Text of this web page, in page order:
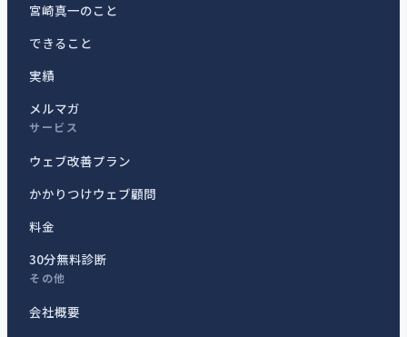
宮崎真一のこと
できること
実績
メルマガ
サービス
ウェブ改善プラン
かかりつけウェブ顧問
料金
30分無料診断
その他
会社概要